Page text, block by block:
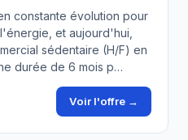
constante évolution pour
et aujourd'hui,
sédentaire (H/F) en
durée de 6 mois p…
Voir l'offre →